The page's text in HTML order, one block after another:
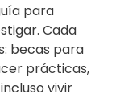
para
Cada
becas para
prácticas,
vivir